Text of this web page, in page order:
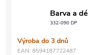
Barva a
332-090 DP
Výroba do 3 dnů
EAN: 8594187722487